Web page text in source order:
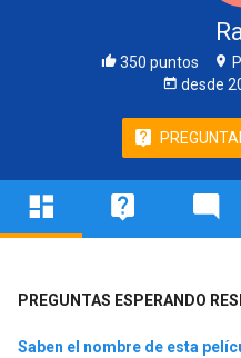
350 puntos
desde
PREGUNTAS ESPERANDO
Saben el nombre de esta